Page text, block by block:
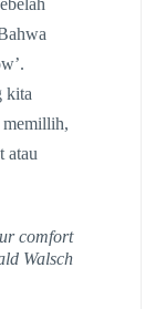
kita
memillih,
atau
comfort
Walsch